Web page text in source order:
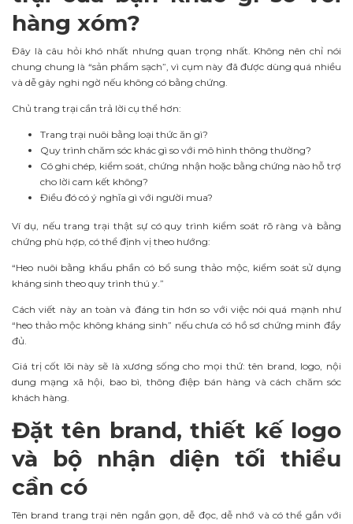
hàng xóm?
Đây là câu hỏi khó nhất nhưng quan trọng nhất. Không nên chỉ nói
chung chung là “sản phẩm sạch”, vì cụm này đã được dùng quá nhiều
và dễ gây nghi ngờ nếu không có bằng chứng.
Chủ trang trại cần trả lời cụ thể hơn:
Trang trại nuôi bằng loại thức ăn gì?
Quy trình chăm sóc khác gì so với mô hình thông thường?
Có ghi chép, kiểm soát, chứng nhận hoặc bằng chứng nào hỗ trợ
cho lời cam kết không?
Điều đó có ý nghĩa gì với người mua?
Ví dụ, nếu trang trại thật sự có quy trình kiểm soát rõ ràng và bằng
chứng phù hợp, có thể định vị theo hướng:
“Heo nuôi bằng khẩu phần có bổ sung thảo mộc, kiểm soát sử dụng
kháng sinh theo quy trình thú y.”
Cách viết này an toàn và đáng tin hơn so với việc nói quá mạnh như
“heo thảo mộc không kháng sinh” nếu chưa có hồ sơ chứng minh đầy
đủ.
Giá trị cốt lõi này sẽ là xương sống cho mọi thứ: tên brand, logo, nội
dung mạng xã hội, bao bì, thông điệp bán hàng và cách chăm sóc
khách hàng.
Đặt tên brand, thiết kế logo
và bộ nhận diện tối thiểu
cần có
Tên brand trang trại nên ngắn gọn, dễ đọc, dễ nhớ và có thể gắn với